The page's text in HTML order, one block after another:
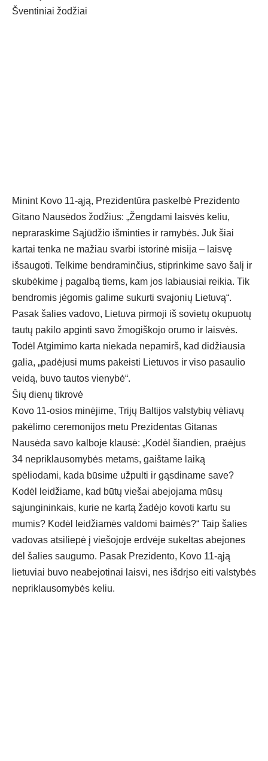
Šventiniai žodžiai
Minint Kovo 11-ąją, Prezidentūra paskelbė Prezidento
Gitano Nausėdos žodžius: „Žengdami laisvės keliu,
nepraraskime Sąjūdžio išminties ir ramybės. Juk šiai
kartai tenka ne mažiau svarbi istorinė misija – laisvę
išsaugoti. Telkime bendraminčius, stiprinkime savo šalį ir
skubėkime į pagalbą tiems, kam jos labiausiai reikia. Tik
bendromis jėgomis galime sukurti svajonių Lietuvą“.
Pasak šalies vadovo, Lietuva pirmoji iš sovietų okupuotų
tautų pakilo apginti savo žmogiškojo orumo ir laisvės.
Todėl Atgimimo karta niekada nepamirš, kad didžiausia
galia, „padėjusi mums pakeisti Lietuvos ir viso pasaulio
veidą, buvo tautos vienybė“.
Šių dienų tikrovė
Kovo 11-osios minėjime, Trijų Baltijos valstybių vėliavų
pakėlimo ceremonijos metu Prezidentas Gitanas
Nausėda savo kalboje klausė: „Kodėl šiandien, praėjus
34 nepriklausomybės metams, gaištame laiką
spėliodami, kada būsime užpulti ir gąsdiname save?
Kodėl leidžiame, kad būtų viešai abejojama mūsų
sąjungininkais, kurie ne kartą žadėjo kovoti kartu su
mumis? Kodėl leidžiamės valdomi baimės?“ Taip šalies
vadovas atsiliepė į viešojoje erdvėje sukeltas abejones
dėl šalies saugumo. Pasak Prezidento, Kovo 11-ąją
lietuviai buvo neabejotinai laisvi, nes išdrįso eiti valstybės
nepriklausomybės keliu.